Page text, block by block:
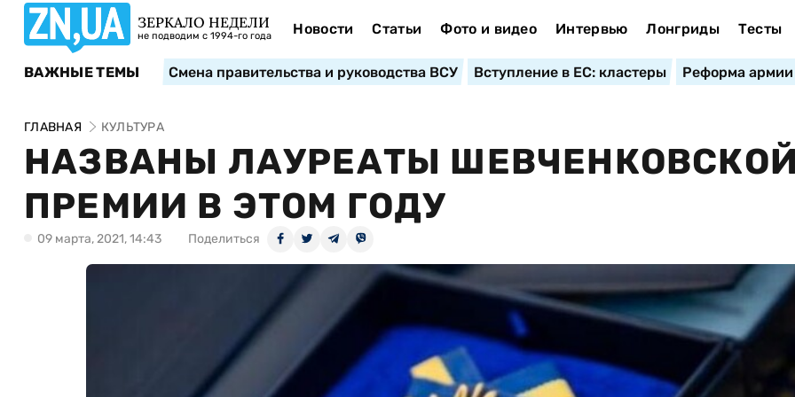
ЗЕРКАЛО НЕДЕЛИ
не подводим с 1994-го года Новости Статьи Фото и видео Интервью Лонгриды Тесты
ВАЖНЫЕ ТЕМЫ Смена правительства и руководства ВСУ Вступление в ЕС: кластеры Реформа армии
ГЛАВНАЯ КУЛЬТУРА
НАЗВАНЫ ЛАУРЕАТЫ ШЕВЧЕНКОВСКОЙ
ПРЕМИИ В ЭТОМ ГОДУ
09 марта, 2021, 14:43 Поделиться